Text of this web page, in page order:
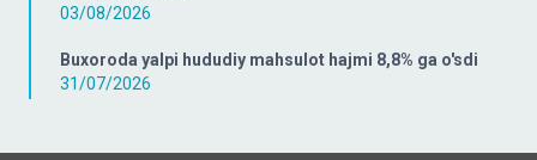
03/08/2026
Buxoroda yalpi hududiy mahsulot hajmi 8,8% ga o'sdi
31/07/2026